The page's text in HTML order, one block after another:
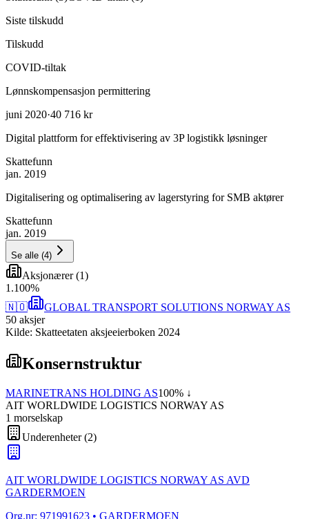
Siste tilskudd
Tilskudd
COVID-tiltak
Lønnskompensasjon permittering
juni 2020·40 716 kr
Digital plattform for effektivisering av 3P logistikk løsninger
Skattefunn
jan. 2019
Digitalisering og optimalisering av lagerstyring for SMB aktører
Skattefunn
jan. 2019
Se alle (4)
Aksjonærer(1)
1 .100%
🇳🇴
GLOBAL TRANSPORT SOLUTIONS NORWAY AS
50 aksjer
Kilde: Skatteetaten aksjeeierboken 2024
Konsernstruktur
MARINETRANS HOLDING AS100% ↓
AIT WORLDWIDE LOGISTICS NORWAY AS
1 morselskap
Underenheter(2)
AIT WORLDWIDE LOGISTICS NORWAY AS AVD
GARDERMOEN
Org.nr: 971991623 • GARDERMOEN